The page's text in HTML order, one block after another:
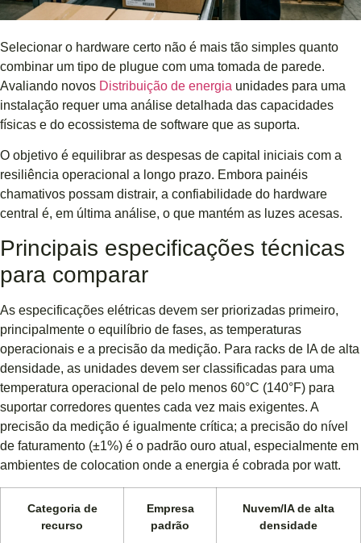
Selecionar o hardware certo não é mais tão simples quanto
combinar um tipo de plugue com uma tomada de parede.
Avaliando novos Distribuição de energia unidades para uma
instalação requer uma análise detalhada das capacidades
físicas e do ecossistema de software que as suporta.
O objetivo é equilibrar as despesas de capital iniciais com a
resiliência operacional a longo prazo. Embora painéis
chamativos possam distrair, a confiabilidade do hardware
central é, em última análise, o que mantém as luzes acesas.
Principais especificações técnicas
para comparar
As especificações elétricas devem ser priorizadas primeiro,
principalmente o equilíbrio de fases, as temperaturas
operacionais e a precisão da medição. Para racks de IA de alta
densidade, as unidades devem ser classificadas para uma
temperatura operacional de pelo menos 60°C (140°F) para
suportar corredores quentes cada vez mais exigentes. A
precisão da medição é igualmente crítica; a precisão do nível
de faturamento (±1%) é o padrão ouro atual, especialmente em
ambientes de colocation onde a energia é cobrada por watt.
Categoria de
recurso
Empresa
padrão
Nuvem/IA de alta
densidade